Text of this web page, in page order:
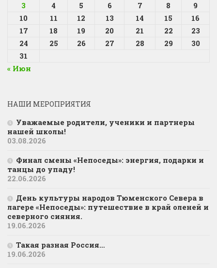
3
4 5 6 7 8
9
10
11 12 13 14 15
16
17
18 19 20 21 22
23
24
25 26 27 28 29
30
31
« Июн
НАШИ МЕРОПРИЯТИЯ
Уважаемые родители, ученики и партнеры
нашей школы!
03.08.2026
Финал смены «Непоседы»: энергия, подарки и
танцы до упаду!
22.06.2026
День культуры народов Тюменского Севера в
лагере «Непоседы»: путешествие в край оленей и
северного сияния.
19.06.2026
Такая разная Россия…
19.06.2026